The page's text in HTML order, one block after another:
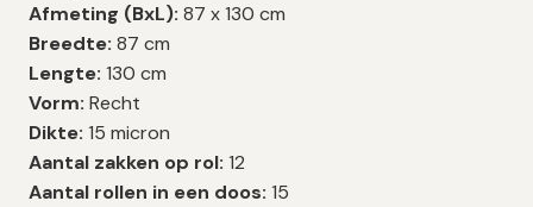
Afmeting (BxL): 87 x 130 cm
Breedte: 87 cm
Lengte: 130 cm
Vorm: Recht
Dikte: 15 micron
Aantal zakken op rol: 12
Aantal rollen in een doos: 15